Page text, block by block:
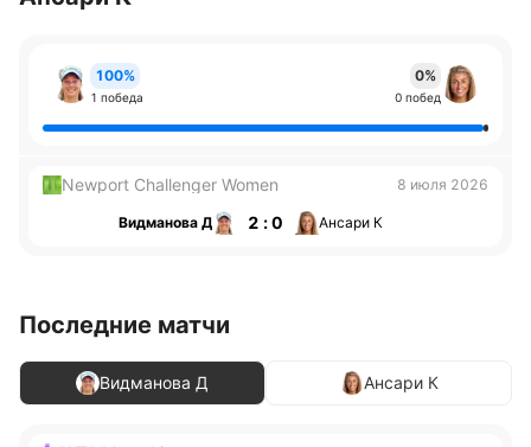
100%
1 победа
0%
0 побед
Newport Challenger Women 8 июля 2026
Видманова Д 2 : 0 Ансари К
Последние матчи
Видманова Д Ансари К